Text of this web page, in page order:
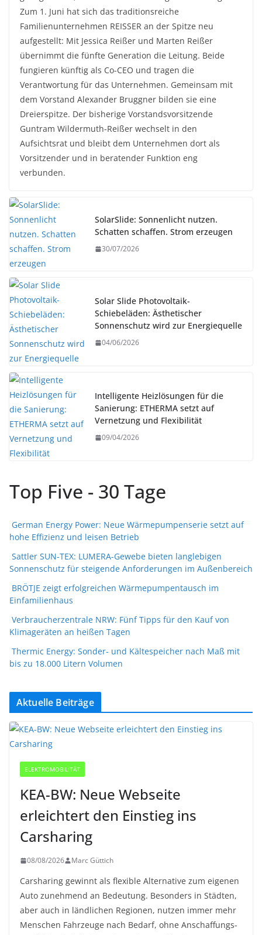
Zum 1. Juni hat sich das traditionsreiche
Familienunternehmen REISSER an der Spitze neu
aufgestellt: Mit Jessica Reißer und Marten Reißer
übernimmt die fünfte Generation die Leitung. Beide
fungieren künftig als Co-CEO und tragen die
Verantwortung für das Unternehmen. Gemeinsam mit
dem Vorstand Alexander Bruggner bilden sie eine
Dreierspitze. Der bisherige Vorstandsvorsitzende
Guntram Wildermuth-Reißer wechselt in den
Aufsichtsrat und bleibt dem Unternehmen dort als
Vorsitzender und in beratender Funktion eng
verbunden.
SolarSlide: Sonnenlicht nutzen.
Schatten schaffen. Strom erzeugen
30/07/2026
Solar Slide Photovoltaik-
Schiebeläden: Ästhetischer
Sonnenschutz wird zur Energiequelle
04/06/2026
Intelligente Heizlösungen für die
Sanierung: ETHERMA setzt auf
Vernetzung und Flexibilität
09/04/2026
Top Five - 30 Tage
German Energy Power: Neue Wärmepumpenserie setzt auf
hohe Effizienz und leisen Betrieb
Sattler SUN-TEX: LUMERA-Gewebe bieten langlebigen
Sonnenschutz für steigende Anforderungen im Außenbereich
BRÖTJE zeigt erfolgreichen Wärmepumpentausch im
Einfamilienhaus
Verbraucherzentrale NRW: Fünf Tipps für den Kauf von
Klimageräten an heißen Tagen
Thermic Energy: Sonder- und Kältespeicher nach Maß mit
bis zu 18.000 Litern Volumen
Aktuelle Beiträge
ELEKTROMOBILITÄT
KEA-BW: Neue Webseite
erleichtert den Einstieg ins
Carsharing
08/08/2026 Marc Güttich
Carsharing gewinnt als flexible Alternative zum eigenen
Auto zunehmend an Bedeutung. Besonders in Städten,
aber auch in ländlichen Regionen, nutzen immer mehr
Menschen Fahrzeuge nach Bedarf, ohne Anschaffungs-